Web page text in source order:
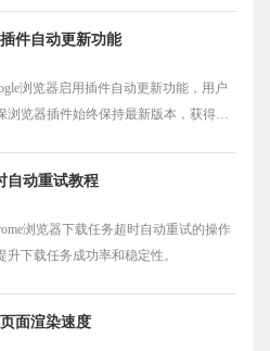
件自动更新功能
浏览器启用插件自动更新功能，用户
浏览器插件始终保持最新版本，获得最
自动重试教程
浏览器下载任务超时自动重试的操作
升下载任务成功率和稳定性。
面渲染速度